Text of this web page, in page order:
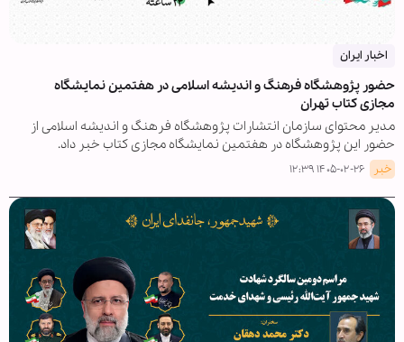
اخبار ایران
حضور پژوهشگاه فرهنگ و اندیشه اسلامی در هفتمین نمایشگاه
مجازی کتاب تهران
مدیر محتوای سازمان انتشارات پژوهشگاه فرهنگ و اندیشه اسلامی از
حضور این پژوهشگاه در هفتمین نمایشگاه مجازی کتاب خبر داد.
خبر ۱۴۰۵-۰۲-۲۶ ۱۲:۳۹